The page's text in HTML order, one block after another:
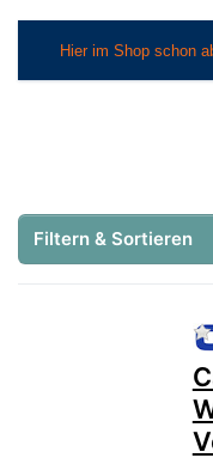
ausgewählte
Yamaha Clavinova
Zur
Filtern & Sortieren